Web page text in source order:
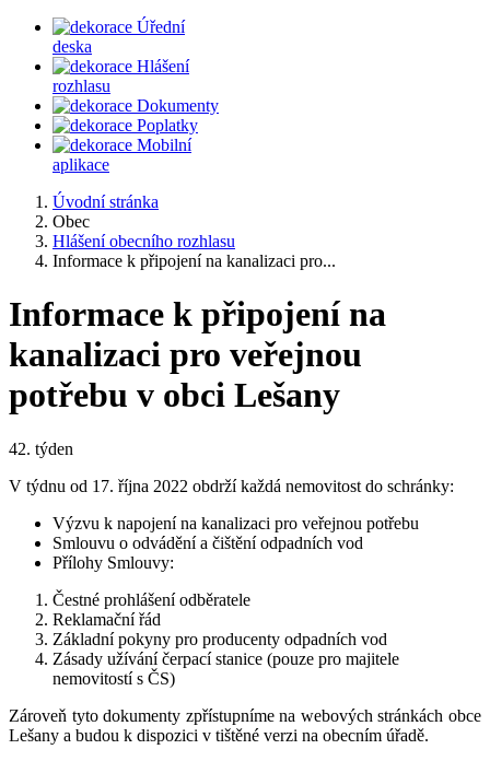
Úřední
deska
Hlášení
rozhlasu
Dokumenty
Poplatky
Mobilní
aplikace
Úvodní stránka
Obec
Hlášení obecního rozhlasu
Informace k připojení na kanalizaci pro...
Informace k připojení na
kanalizaci pro veřejnou
potřebu v obci Lešany
42. týden
V týdnu od 17. října 2022 obdrží každá nemovitost do schránky:
Výzvu k napojení na kanalizaci pro veřejnou potřebu
Smlouvu o odvádění a čištění odpadních vod
Přílohy Smlouvy:
Čestné prohlášení odběratele
Reklamační řád
Základní pokyny pro producenty odpadních vod
Zásady užívání čerpací stanice (pouze pro majitele
nemovitostí s ČS)
Zároveň tyto dokumenty zpřístupníme na webových stránkách obce
Lešany a budou k dispozici v tištěné verzi na obecním úřadě.